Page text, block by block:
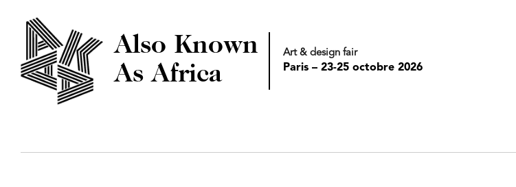
Also Known
As Africa
Art & design fair
Paris – 23-25 octobre 2026